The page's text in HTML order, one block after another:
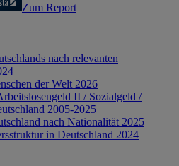
Zum Report
nach relevanten
der Welt 2026
II / Sozialgeld /
2005-2025
nach Nationalität 2025
in Deutschland 2024